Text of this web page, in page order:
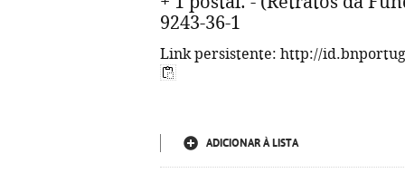
9243-36-1
Link persistente: http://
ADICIONAR À LISTA